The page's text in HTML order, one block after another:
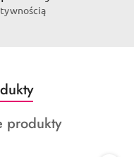
produkty